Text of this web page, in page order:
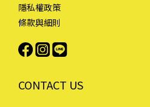
隱私權政策
條款與細則
CONTACT US